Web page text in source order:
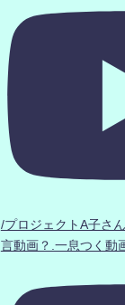
/プロジェクトA子
言動画？.一息つく動